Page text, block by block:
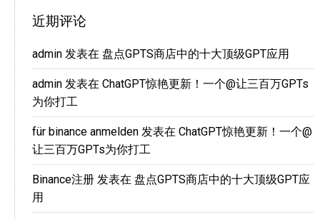
近期评论
admin 发表在 盘点GPTS商店中的十大顶级GPT应用
admin 发表在 ChatGPT惊艳更新！一个@让三百万GPTs
为你打工
für binance anmelden 发表在 ChatGPT惊艳更新！一个@
让三百万GPTs为你打工
Binance注册 发表在 盘点GPTS商店中的十大顶级GPT应
用